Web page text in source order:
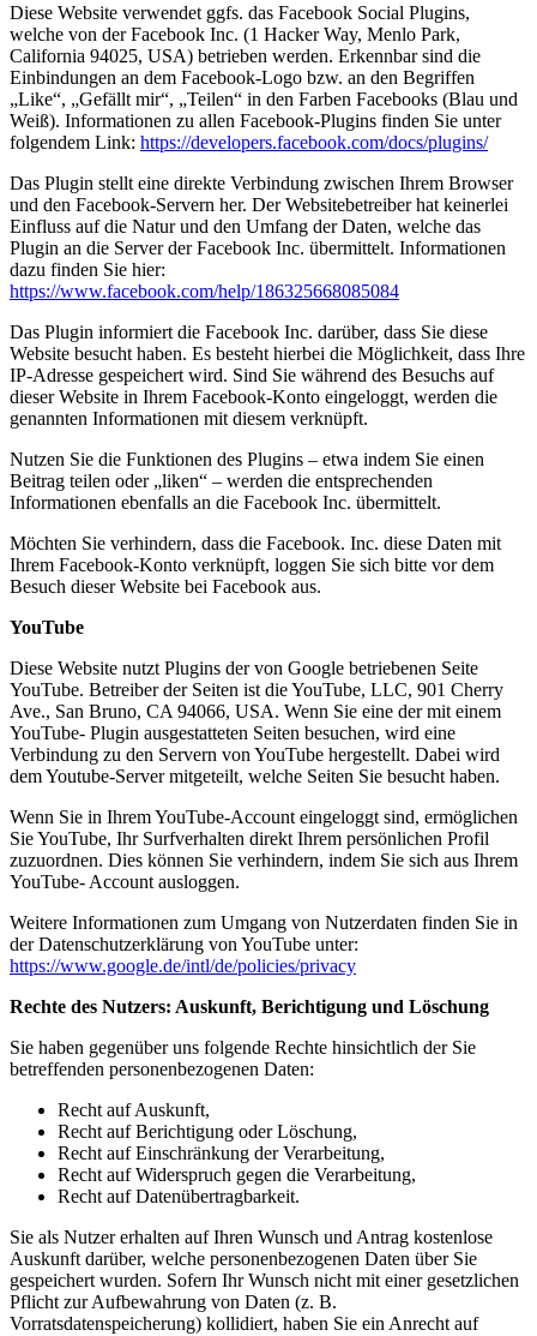
Diese Website verwendet ggfs. das Facebook Social Plugins,
welche von der Facebook Inc. (1 Hacker Way, Menlo Park,
California 94025, USA) betrieben werden. Erkennbar sind die
Einbindungen an dem Facebook-Logo bzw. an den Begriffen
„Like“, „Gefällt mir“, „Teilen“ in den Farben Facebooks (Blau und
Weiß). Informationen zu allen Facebook-Plugins finden Sie unter
folgendem Link: https://developers.facebook.com/docs/plugins/
Das Plugin stellt eine direkte Verbindung zwischen Ihrem Browser
und den Facebook-Servern her. Der Websitebetreiber hat keinerlei
Einfluss auf die Natur und den Umfang der Daten, welche das
Plugin an die Server der Facebook Inc. übermittelt. Informationen
dazu finden Sie hier:
https://www.facebook.com/help/186325668085084
Das Plugin informiert die Facebook Inc. darüber, dass Sie diese
Website besucht haben. Es besteht hierbei die Möglichkeit, dass Ihre
IP-Adresse gespeichert wird. Sind Sie während des Besuchs auf
dieser Website in Ihrem Facebook-Konto eingeloggt, werden die
genannten Informationen mit diesem verknüpft.
Nutzen Sie die Funktionen des Plugins – etwa indem Sie einen
Beitrag teilen oder „liken“ – werden die entsprechenden
Informationen ebenfalls an die Facebook Inc. übermittelt.
Möchten Sie verhindern, dass die Facebook. Inc. diese Daten mit
Ihrem Facebook-Konto verknüpft, loggen Sie sich bitte vor dem
Besuch dieser Website bei Facebook aus.
YouTube
Diese Website nutzt Plugins der von Google betriebenen Seite
YouTube. Betreiber der Seiten ist die YouTube, LLC, 901 Cherry
Ave., San Bruno, CA 94066, USA. Wenn Sie eine der mit einem
YouTube- Plugin ausgestatteten Seiten besuchen, wird eine
Verbindung zu den Servern von YouTube hergestellt. Dabei wird
dem Youtube-Server mitgeteilt, welche Seiten Sie besucht haben.
Wenn Sie in Ihrem YouTube-Account eingeloggt sind, ermöglichen
Sie YouTube, Ihr Surfverhalten direkt Ihrem persönlichen Profil
zuzuordnen. Dies können Sie verhindern, indem Sie sich aus Ihrem
YouTube- Account ausloggen.
Weitere Informationen zum Umgang von Nutzerdaten finden Sie in
der Datenschutzerklärung von YouTube unter:
https://www.google.de/intl/de/policies/privacy
Rechte des Nutzers: Auskunft, Berichtigung und Löschung
Sie haben gegenüber uns folgende Rechte hinsichtlich der Sie
betreffenden personenbezogenen Daten:
Recht auf Auskunft,
Recht auf Berichtigung oder Löschung,
Recht auf Einschränkung der Verarbeitung,
Recht auf Widerspruch gegen die Verarbeitung,
Recht auf Datenübertragbarkeit.
Sie als Nutzer erhalten auf Ihren Wunsch und Antrag kostenlose
Auskunft darüber, welche personenbezogenen Daten über Sie
gespeichert wurden. Sofern Ihr Wunsch nicht mit einer gesetzlichen
Pflicht zur Aufbewahrung von Daten (z. B.
Vorratsdatenspeicherung) kollidiert, haben Sie ein Anrecht auf